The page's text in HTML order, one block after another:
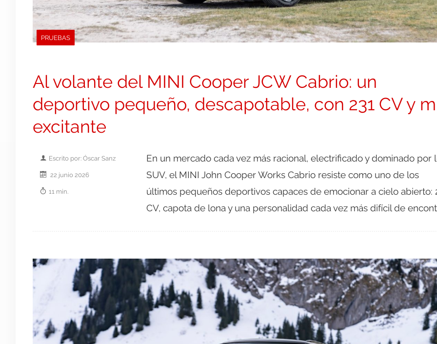
PRUEBAS
Al volante del MINI Cooper JCW Cabrio: un
deportivo pequeño, descapotable, con 231 CV y
excitante
Escrito por: Óscar Sanz
22 junio 2026
11 min.
En un mercado cada vez más racional, electrificado y dominado por
SUV, el MINI John Cooper Works Cabrio resiste como uno de los
últimos pequeños deportivos capaces de emocionar a cielo abierto:
CV, capota de lona y una personalidad cada vez más difícil de